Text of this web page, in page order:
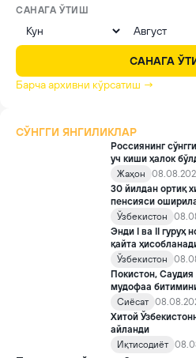
САНАГА ЎТИШ
САНАГА
Барча архивни кўрсатиш →
СЎНГГИ ЯНГИЛИКЛАР
Россиянинг
уч киши ҳалок
Жаҳон
30 йилдан ортиқ
пенсияси
Ўзбекистон
Энди I ва II гуруҳ
қайта
Ўзбекистон
Покистон,
мудофаа
Сиёсат
Хитой
айланди
Иқтисодиёт